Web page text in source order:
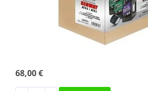
68,00 €